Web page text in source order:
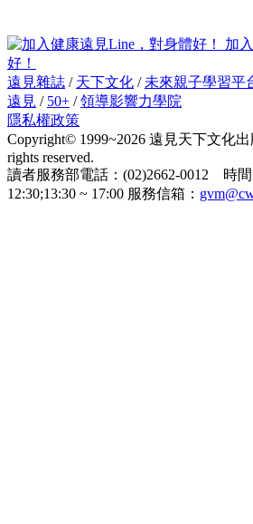
加
好！
遠見雜誌 / 天下文化 / 未來親子學習平
遠見 / 50+ /領導影響力學院
隱私權政策
Copyright© 1999~2026 遠見天下文化
rights reserved.
讀者服務部電話：(02)2662-0012 時
12:30;13:30 ~ 17:00 服務信箱：